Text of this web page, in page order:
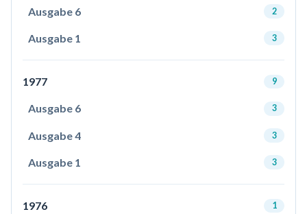
Ausgabe 6 2
Ausgabe 1 3
1977 9
Ausgabe 6 3
Ausgabe 4 3
Ausgabe 1 3
1976 1